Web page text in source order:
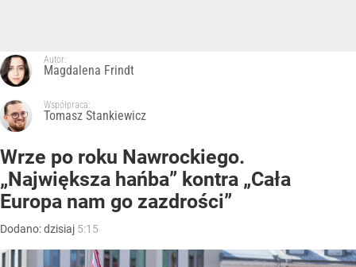
Autor:
Magdalena Frindt
Współpraca:
Tomasz Stankiewicz
Wrze po roku Nawrockiego.
„Największa hańba” kontra „Cała
Europa nam go zazdrości”
Dodano:dzisiaj 5:15